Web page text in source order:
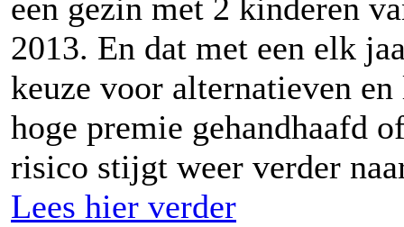
een gezin met 2 kinderen
2013. En dat met een elk
keuze voor alternatieven
hoge premie gehandhaafd
risico stijgt weer verder
Lees hier verder